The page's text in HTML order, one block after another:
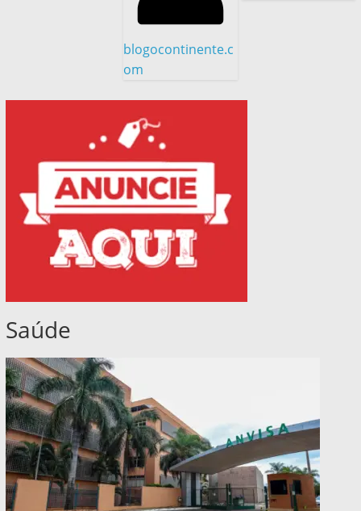
blogocontinente.c
om
Saúde